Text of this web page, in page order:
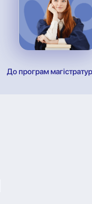
До програм